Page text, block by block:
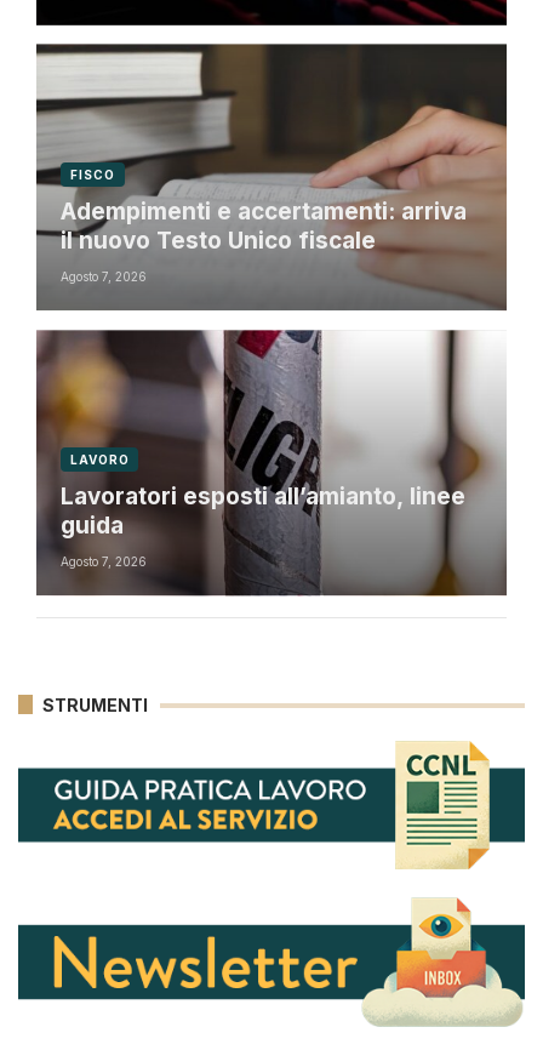
FISCO
Adempimenti e accertamenti: arriva
il nuovo Testo Unico fiscale
Agosto 7, 2026
LAVORO
Lavoratori esposti all’amianto, linee
guida
Agosto 7, 2026
STRUMENTI